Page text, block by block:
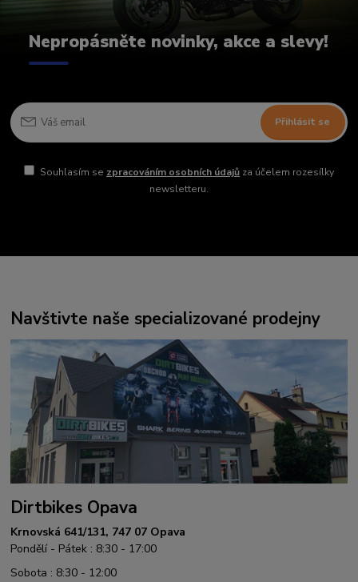
Nepropásněte novinky, akce a slevy!
Přihlásit se
Souhlasím se zpracováním osobních údajůza účelem rozesílky
newsletteru.
Navštivte naše specializované prodejny
Dirtbikes Opava
Krnovská 641/131, 747 07 Opava
Pondělí - Pátek : 8:30 - 17:00
Sobota : 8:30 - 12:00